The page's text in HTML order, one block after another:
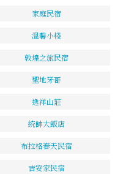
家庭民宿
溫馨小棧
敦煌之旅民宿
聖地牙哥
逸祥山莊
統帥大飯店
布拉格春天民宿
吉安家民宿